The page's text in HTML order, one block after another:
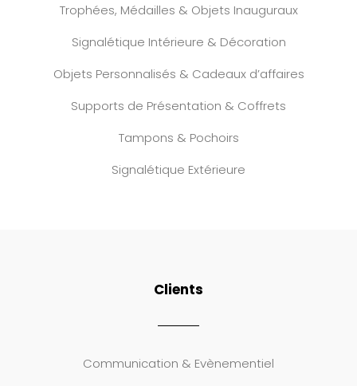
Trophées, Médailles & Objets Inauguraux
Signalétique Intérieure & Décoration
Objets Personnalisés & Cadeaux d’affaires
Supports de Présentation & Coffrets
Tampons & Pochoirs
Signalétique Extérieure
Clients
Communication & Evènementiel